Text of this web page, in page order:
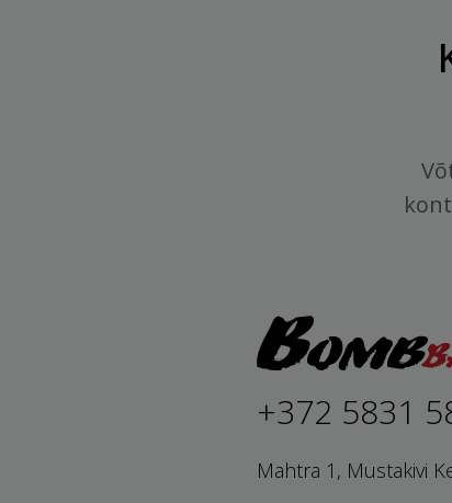
+372 5831
Mahtra 1, Mustakivi